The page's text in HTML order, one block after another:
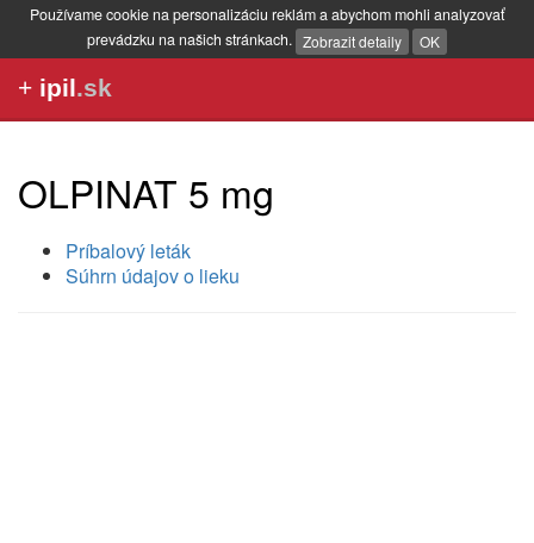
Používame cookie na personalizáciu reklám a abychom mohli analyzovať
prevádzku na našich stránkach. Zobrazit detaily OK
+ ipil.sk
OLPINAT 5 mg
Príbalový leták
Súhrn údajov o lieku